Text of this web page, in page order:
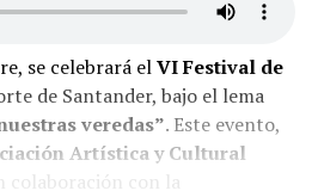
se celebrará elVI Festival de
de Santander, bajo el lema
veredas”. Este evento,
Artística y Cultural
colaboración con la